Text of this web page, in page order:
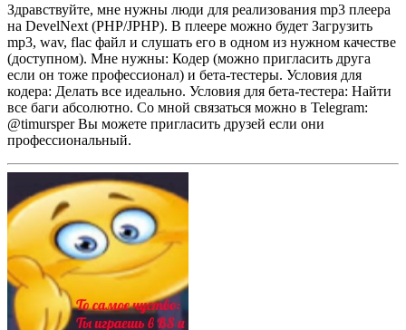
Здравствуйте, мне нужны люди для реализования mp3 плеера
на DevelNext (PHP/JPHP). В плеере можно будет Загрузить
mp3, wav, flac файл и слушать его в одном из нужном качестве
(доступном). Мне нужны: Кодер (можно пригласить друга
если он тоже профессионал) и бета-тестеры. Условия для
кодера: Делать все идеально. Условия для бета-тестера: Найти
все баги абсолютно. Со мной связаться можно в Telegram:
@timursper Вы можете пригласить друзей если они
профессиональный.